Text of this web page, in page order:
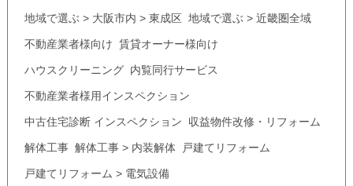
地域で選ぶ > 大阪市内 >東成区 地域で選ぶ >近畿圏全域
不動産業者様向け 賃貸オーナー様向け
ハウスクリーニング 内覧同行サービス
不動産業者様用インスペクション
中古住宅診断 インスペクション 収益物件改修・リフォーム
解体工事 解体工事 > 内装解体 戸建てリフォーム
戸建てリフォーム > 電気設備